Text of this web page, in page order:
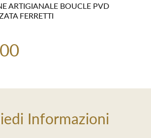
ARTIGIANALE BOUCLE PVD
FERRETTI
Informazioni